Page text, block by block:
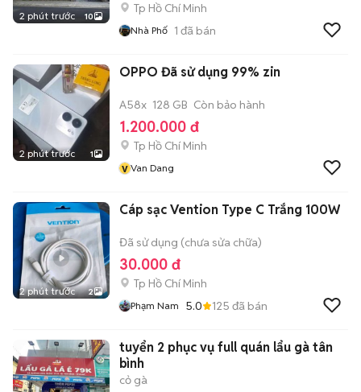
2 phút trước 10
Tp Hồ Chí Minh
Nhà Phố 1 đã bán
2 phút trước 1
OPPO Đã sử dụng 99% zin
A58x 128 GB Còn bảo hành
1.200.000 đ
Tp Hồ Chí Minh
v Van Dang
2 phút trước 2
Cáp sạc Vention Type C Trắng 100W
Đã sử dụng (chưa sửa chữa)
30.000 đ
Tp Hồ Chí Minh
Phạm Nam 5.0 125 đã bán
tuyển 2 phục vụ full quán lẩu gà tân
bình
cỏ gà